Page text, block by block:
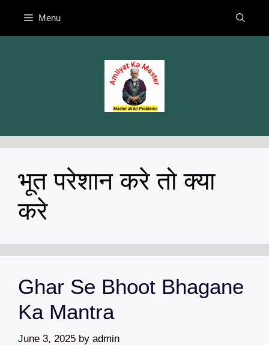
content
Menu
भूत परेशान करे तो क्या
करे
Ghar Se Bhoot Bhagane
Ka Mantra
June 3, 2025 by admin